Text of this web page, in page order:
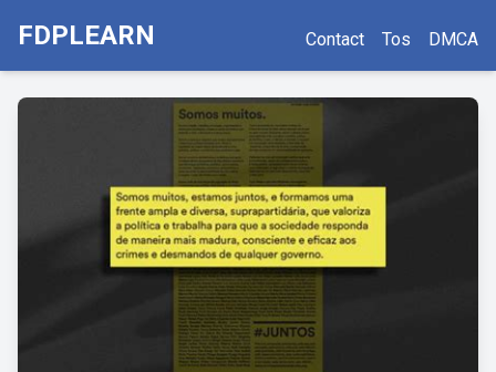
FDPLEARN Contact Tos DMCA